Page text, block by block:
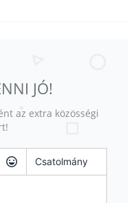
JÓ!
az extra közösségi
Csatolmány